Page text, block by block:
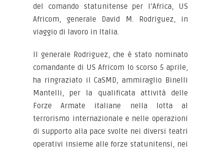
del comando statunitense per l’Africa, US
Africom, generale David M. Rodriguez, in
viaggio di lavoro in Italia.
Il generale Rodriguez, che è stato nominato
comandante di US Africom lo scorso 5 aprile,
ha ringraziato il CaSMD, ammiraglio Binelli
Mantelli, per la qualificata attività delle
Forze Armate italiane nella lotta al
terrorismo internazionale e nelle operazioni
di supporto alla pace svolte nei diversi teatri
operativi insieme alle forze statunitensi, nei